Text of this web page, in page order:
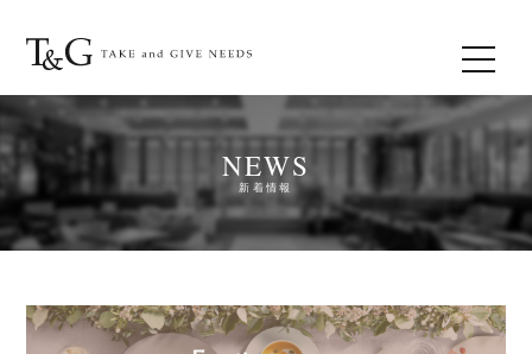
NEWS
新着情報